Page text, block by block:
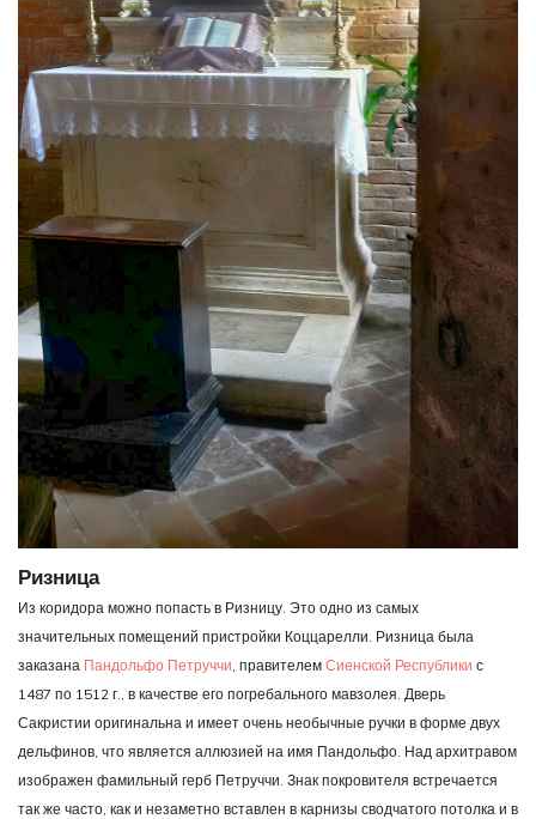
Ризница
Из коридора можно попасть в Ризницу. Это одно из самых
значительных помещений пристройки Коццарелли. Ризница была
заказана Пандольфо Петруччи , правителем Сиенской Республики с
1487 по 1512 г., в качестве его погребального мавзолея. Дверь
Сакристии оригинальна и имеет очень необычные ручки в форме двух
дельфинов, что является аллюзией на имя Пандольфо. Над архитравом
изображен фамильный герб Петруччи. Знак покровителя встречается
так же часто, как и незаметно вставлен в карнизы сводчатого потолка и в